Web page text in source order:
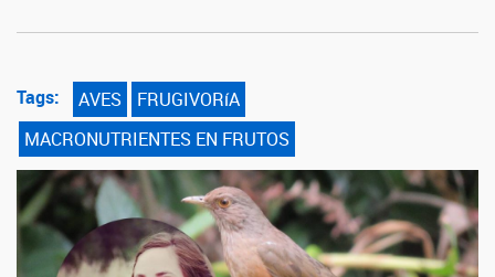
Tags: AVES
FRUGIVORíA
MACRONUTRIENTES EN FRUTOS